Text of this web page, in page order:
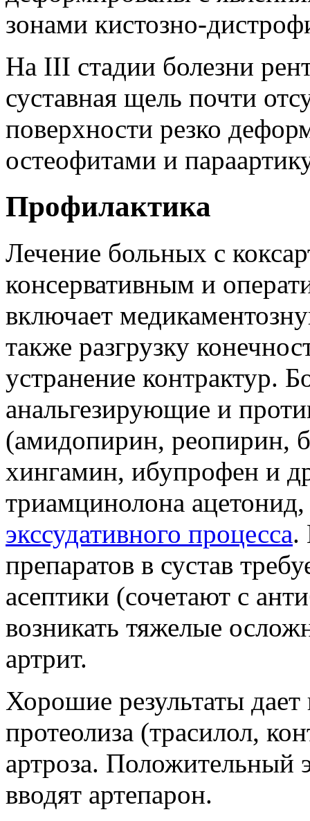
зонами кистозно-
На III стадии болезни
суставная щель почти
поверхности резко
остеофитами и
Профилактика
Лечение больных с
консервативным и
включает
также разгрузку
устранение контрактур.
анальгезирующие и
(амидопирин, реопирин,
хингамин, ибупрофен и
триамцинолона
экссудативного процесса.
препаратов в сустав
асептики (сочетают с
возникать тяжелые
артрит.
Хорошие результаты дает
протеолиза (трасилол,
артроза. Положительный
вводят артепарон.